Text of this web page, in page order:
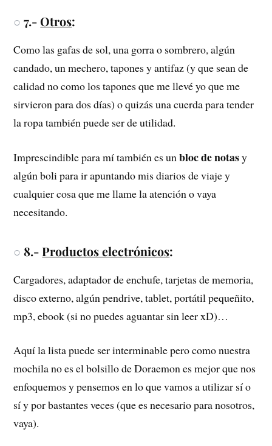
○ 7.- Otros:
Como las gafas de sol, una gorra o sombrero, algún
candado, un mechero, tapones y antifaz (y que sean de
calidad no como los tapones que me llevé yo que me
sirvieron para dos días) o quizás una cuerda para tender
la ropa también puede ser de utilidad.
Imprescindible para mí también es unbloc de notasy
algún boli para ir apuntando mis diarios de viaje y
cualquier cosa que me llame la atención o vaya
necesitando.
○ 8.-Productos electrónicos:
Cargadores, adaptador de enchufe, tarjetas de memoria,
disco externo, algún pendrive, tablet, portátil pequeñito,
mp3, ebook (si no puedes aguantar sin leer xD)…
Aquí la lista puede ser interminable pero como nuestra
mochila no es el bolsillo de Doraemon es mejor que nos
enfoquemos y pensemos en lo que vamos a utilizar sí o
sí y por bastantes veces (que es necesario para nosotros,
vaya).